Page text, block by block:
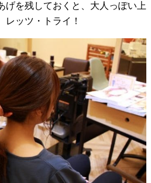
げを残しておくと、大人っぽい上
ッツ・トライ！